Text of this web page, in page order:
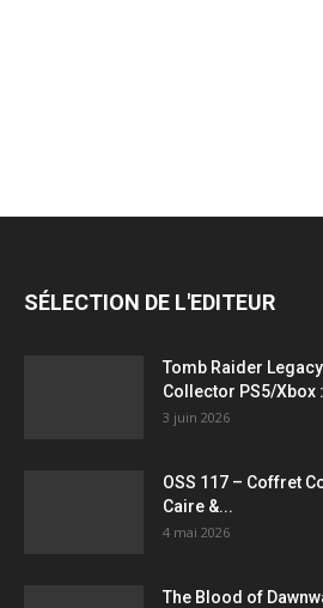
SÉLECTION DE L'EDITEUR
Tomb Raider
Collector PS5/Xbox
3 juin 2026
OSS 117 – Coffret
Caire &...
4 mai 2026
The Blood of